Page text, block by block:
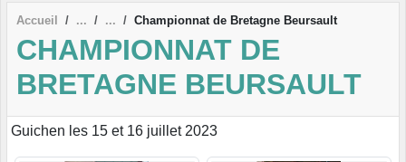
Accueil Championnat de Bretagne Beursault
CHAMPIONNAT DE
BRETAGNE BEURSAULT
Guichen les 15 et 16 juillet 2023